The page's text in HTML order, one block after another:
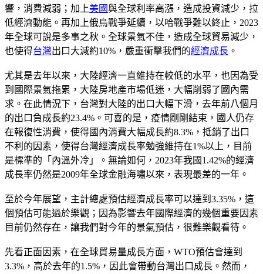
響，消費減弱；加上美國與全球利率高漲，造成投資減少，拉
低經濟動能。再加上俄烏戰爭延續，以哈戰爭難以終止，2023
年全球可說是多事之秋。全球景氣不佳，造成全球貿易減少，
也使得台灣出口大減約10%，嚴重衝擊我們的經濟成長 。
尤其是去年以來，大陸經濟一直維持在較低的水平，也因為受
到國際景氣拖累，大陸房地產市場低迷，大幅削弱了國內需
求。在此情況下，台灣對大陸的出口大幅下滑，去年前八個月
的出口負成長約23.4%。可喜的是，疫情剛剛結束，國人仍存
在報復性消費，使得國內消費大幅成長約8.3%，抵銷了出口
不利的因素，使得台灣經濟成長率勉強維持在1%以上，目前
是標準的「內溫外冷」。無論如何，2023年我國1.42%的經濟
成長率仍然是2009年全球金融海嘯以來，表現最差的一年。
至於今年展望，主計總處預估經濟成長率可以達到3.35%，這
個預估可能過於樂觀；因為影響去年國際經濟的幾個重要因素
目前仍然存在，讓我們對今年的景氣預估，很難樂觀看待。
先看正面因素，在全球貿易量成長方面，WTO預估會達到
3.3%，高於去年的1.5%，因此會帶動台灣出口成長。然而，